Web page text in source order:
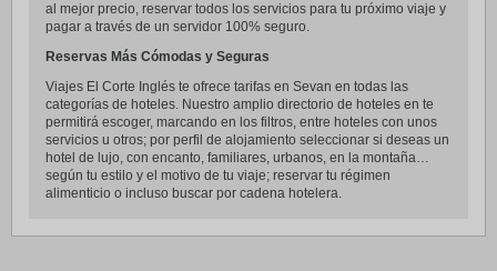
al mejor precio, reservar todos los servicios para tu próximo viaje y
pagar a través de un servidor 100% seguro.
Reservas Más Cómodas y Seguras
Viajes El Corte Inglés te ofrece tarifas en Sevan en todas las
categorías de hoteles. Nuestro amplio directorio de hoteles en te
permitirá escoger, marcando en los filtros, entre hoteles con unos
servicios u otros; por perfil de alojamiento seleccionar si deseas un
hotel de lujo, con encanto, familiares, urbanos, en la montaña…
según tu estilo y el motivo de tu viaje; reservar tu régimen
alimenticio o incluso buscar por cadena hotelera.